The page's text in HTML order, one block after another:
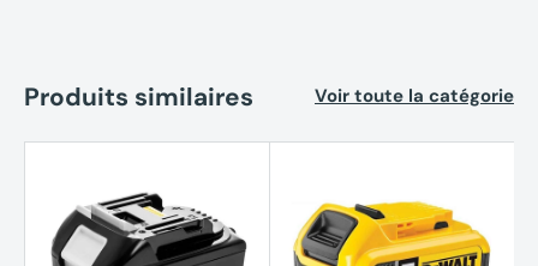
Produits similaires Voir toute la catégorie